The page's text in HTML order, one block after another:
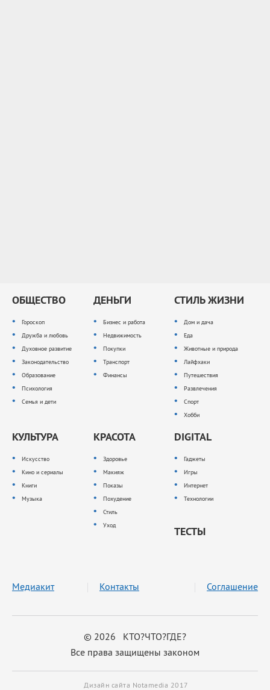
ОБЩЕСТВО
Гороскоп
Дружба и любовь
Духовное развитие
Законодательство
Образование
Психология
Семья и дети
ДЕНЬГИ
Бизнес и работа
Недвижимость
Покупки
Транспорт
Финансы
СТИЛЬ ЖИЗНИ
Дом и дача
Еда
Животные и природа
Лайфхаки
Путешествия
Развлечения
Спорт
Хобби
КУЛЬТУРА
Искусство
Кино и сериалы
Книги
Музыка
КРАСОТА
Здоровье
Макияж
Показы
Похудение
Стиль
Уход
DIGITAL
Гаджеты
Игры
Интернет
Технологии
ТЕСТЫ
© 2026 КТО?ЧТО?ГДЕ?
Все права защищены законом
Медиакит Контакты Соглашение
Дизайн сайта Notamedia 2017